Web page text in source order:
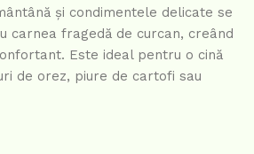
și condimentele delicate se
carnea fragedă de curcan, creând
Este ideal pentru o cină
de orez, piure de cartofi sau